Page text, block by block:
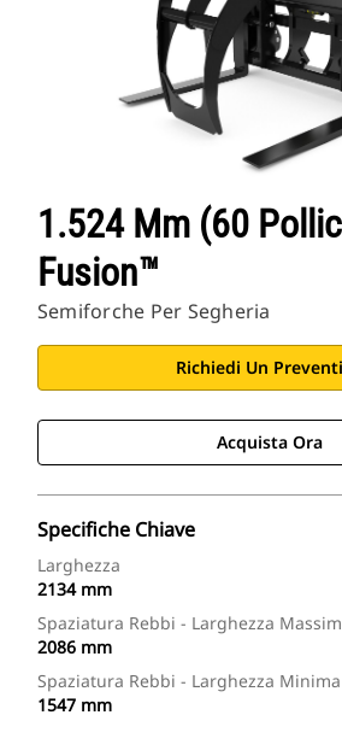
1.524 Mm (60
Fusion™
Semiforche Per Segheria
Richiedi Un
Acquista Ora
Specifiche Chiave
Larghezza
2134 mm
Spaziatura Rebbi - Larghezza
2086 mm
Spaziatura Rebbi - Larghezza Minima
1547 mm